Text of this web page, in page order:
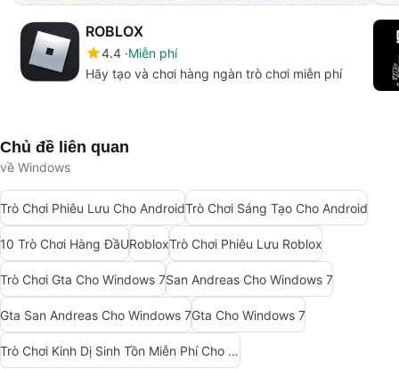
ROBLOX
4.4 Miễn phí
Hãy tạo và chơi hàng ngàn trò chơi miễn phí
Chủ đề liên quan
về Windows
Trò Chơi Phiêu Lưu Cho AndroidTrò Chơi Sáng Tạo Cho Android
10 Trò Chơi Hàng ĐầURobloxTrò Chơi Phiêu Lưu Roblox
Trò Chơi Gta Cho Windows 7San Andreas Cho Windows 7
Gta San Andreas Cho Windows 7Gta Cho Windows 7
Trò Chơi Kinh Dị Sinh Tồn Miễn Phí Cho Android